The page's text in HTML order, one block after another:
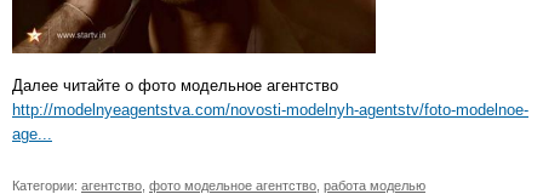
Далее читайте о фото модельное агентство
http://modelnyeagentstva.com/novosti-modelnyh-agentstv/foto-modelnoe-
age...
Категории: агентство фото модельное агентство работа моделью